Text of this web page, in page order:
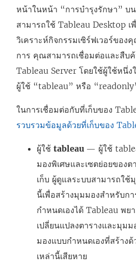
หน้าในหน้า “การบำรุงรักษา” บ
สามารถใช้ Tableau Desktop เ
วิเคราะห์กิจกรรมเซิร์ฟเวอร์ของ
การ คุณสามารถเชื่อมต่อและสืบ
Tableau Server โดยใช้ผู้ใช้หนึ่ง
ผู้ใช้ “tableau” หรือ
ในการเชื่อมต่อกับที่เก็บของ
รวบรวมข้อมูลด้วยที่เก็บของ
ผู้ใช้ tableau — ผู้ใช้
มองพิเศษและเซตย่อยของ
เก็บ ผู้ดูแลระบบสามารถใช้
นี้เพื่อสร้างมุมมองสำหรับก
กำหนดเองได้ Tableau พย
เปลี่ยนแปลงตารางและมุมม
มองแบบกำหนดเองที่สร้าง
เหล่านี้เสียหาย